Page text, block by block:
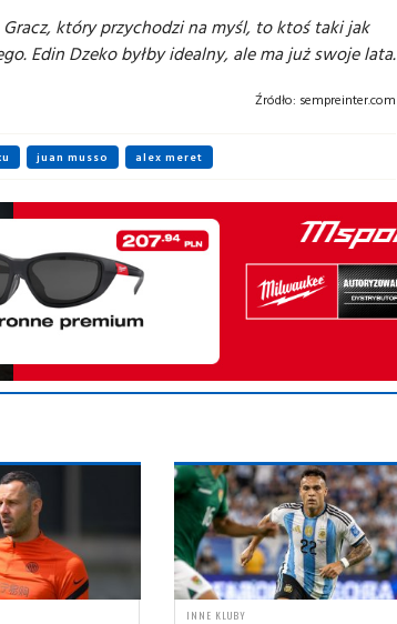
który przychodzi na myśl, to ktoś taki jak
Edin Dzeko byłby idealny, ale ma już swoje lata.
Źródło: sempreinter.com
juan musso alex meret
INNE KLUBY